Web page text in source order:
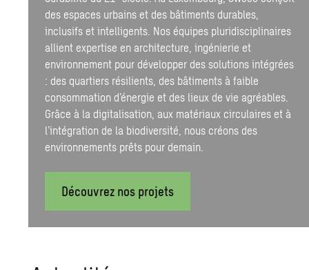
des espaces urbains et des bâtiments durables,
inclusifs et intelligents. Nos équipes pluridisciplinaires
allient expertise en architecture, ingénierie et
environnement pour développer des solutions intégrées
: des quartiers résilients, des bâtiments à faible
consommation d’énergie et des lieux de vie agréables.
Grâce à la digitalisation, aux matériaux circulaires et à
l’intégration de la biodiversité, nous créons des
environnements prêts pour demain.
Découvrez nos projets